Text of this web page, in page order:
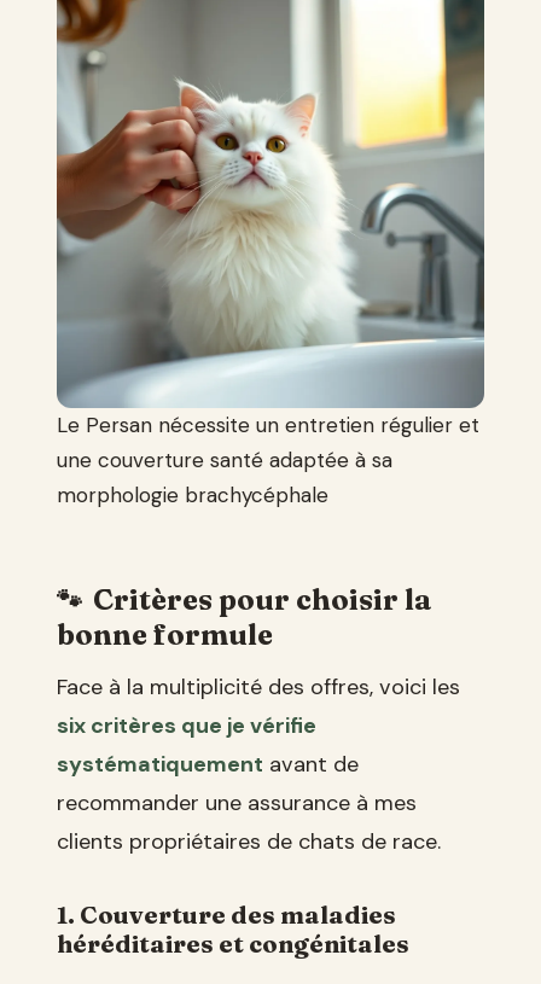
Le Persan nécessite un entretien régulier et
une couverture santé adaptée à sa
morphologie brachycéphale
Critères pour choisir la
bonne formule
Face à la multiplicité des offres, voici les
six critères que je vérifie
systématiquement avant de
recommander une assurance à mes
clients propriétaires de chats de race.
1. Couverture des maladies
héréditaires et congénitales